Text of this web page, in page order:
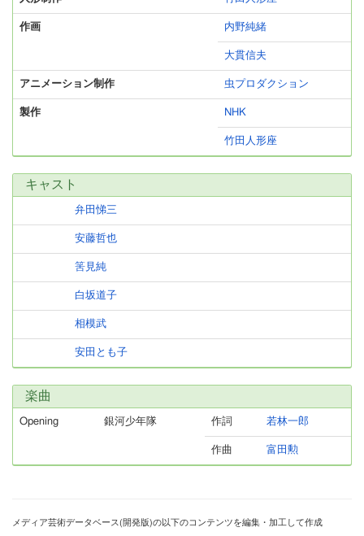
作画 内野純緒
大貫信夫
アニメーション制作 虫プロダクション
製作 NHK
竹田人形座
キャスト
弁田悌三
安藤哲也
筈見純
白坂道子
相模武
安田とも子
楽曲
Opening 銀河少年隊 作詞 若林一郎
作曲 富田勲
メディア芸術データベース(開発版)の以下のコンテンツを編集・加工して作成